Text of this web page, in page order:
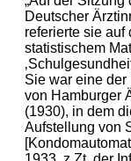
Deutscher
referierte sie auf
statistischem
Sie war eine
von Hamburger
(1930), in dem
Aufstellung von